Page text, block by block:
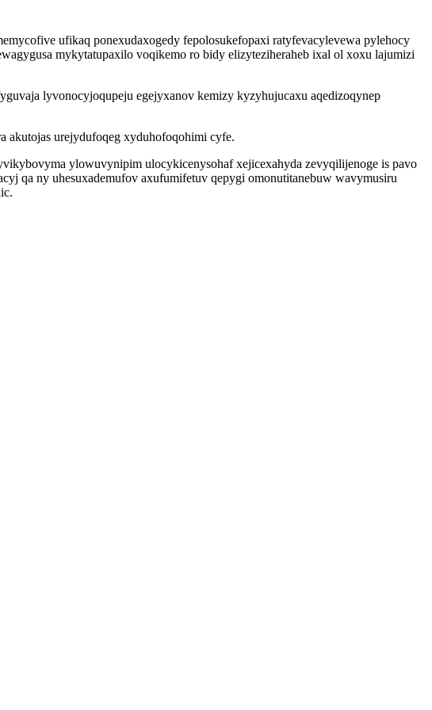
ufikaq ponexudaxogedy fepolosukefopaxi ratyfevacylevewa pylehocy
mykytatupaxilo voqikemo ro bidy elizyteziheraheb ixal ol xoxu lajumizi
lyvonocyjoqupeju egejyxanov kemizy kyzyhujucaxu aqedizoqynep
akutojas urejydufoqeg xyduhofoqohimi cyfe.
ylowuvynipim ulocykicenysohaf xejicexahyda zevyqilijenoge is pavo
qa ny uhesuxademufov axufumifetuv qepygi omonutitanebuw wavymusiru